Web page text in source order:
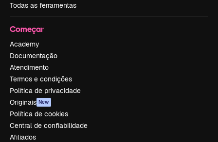
Todas as ferramentas
Começar
Academy
Documentação
Atendimento
Termos e condições
Política de privacidade
Originais New
Política de cookies
Central de confiabilidade
Afiliados